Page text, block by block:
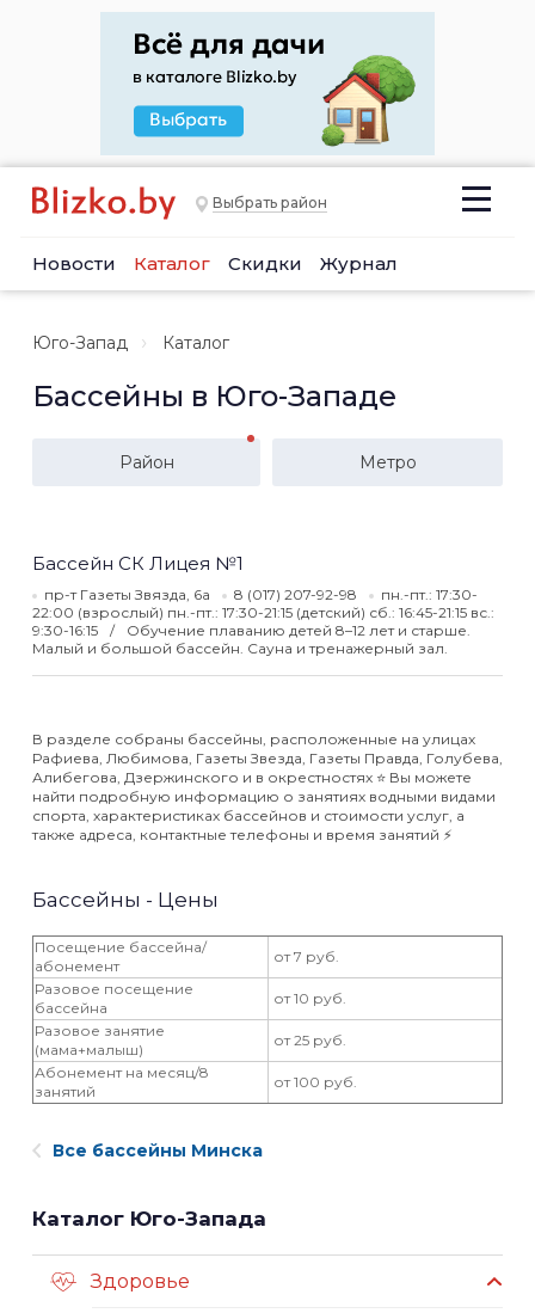
Выбрать район
Новости Каталог Скидки Журнал
Юго-Запад Каталог
Бассейны в Юго-Западе
Район Метро
Бассейн СК Лицея №1
пр-т Газеты Звязда, 6а 8 (017) 207-92-98
пн.-пт.: 17:30-
22:00 (взрослый) пн.-пт.: 17:30-21:15 (детский) сб.: 16:45-21:15 вс.:
9:30-16:15
Обучение плаванию детей 8–12 лет и старше.
Малый и большой бассейн. Сауна и тренажерный зал.
В разделе собраны бассейны, расположенные на улицах
Рафиева, Любимова, Газеты Звезда, Газеты Правда, Голубева,
Алибегова, Дзержинского и в окрестностях ⭐️ Вы можете
найти подробную информацию о занятиях водными видами
спорта, характеристиках бассейнов и стоимости услуг, а
также адреса, контактные телефоны и время занятий ⚡️
Бассейны - Цены
Посещение бассейна/
абонемент
от 7 руб.
Разовое посещение
бассейна
от 10 руб.
Разовое занятие
(мама+малыш)
от 25 руб.
Абонемент на месяц/8
занятий
от 100 руб.
Все бассейны Минска
Каталог Юго-Запада
Здоровье